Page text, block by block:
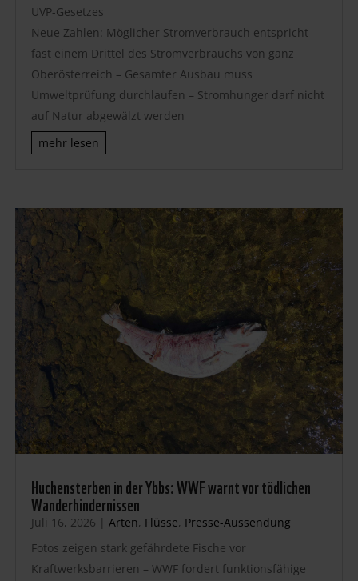
UVP-Gesetzes
Neue Zahlen: Möglicher Stromverbrauch entspricht
fast einem Drittel des Stromverbrauchs von ganz
Oberösterreich – Gesamter Ausbau muss
Umweltprüfung durchlaufen – Stromhunger darf nicht
auf Natur abgewälzt werden
mehr lesen
Huchensterben in der Ybbs: WWF warnt vor tödlichen
Wanderhindernissen
Juli 16, 2026 | Arten, Flüsse, Presse-Aussendung
Fotos zeigen stark gefährdete Fische vor
Kraftwerksbarrieren – WWF fordert funktionsfähige